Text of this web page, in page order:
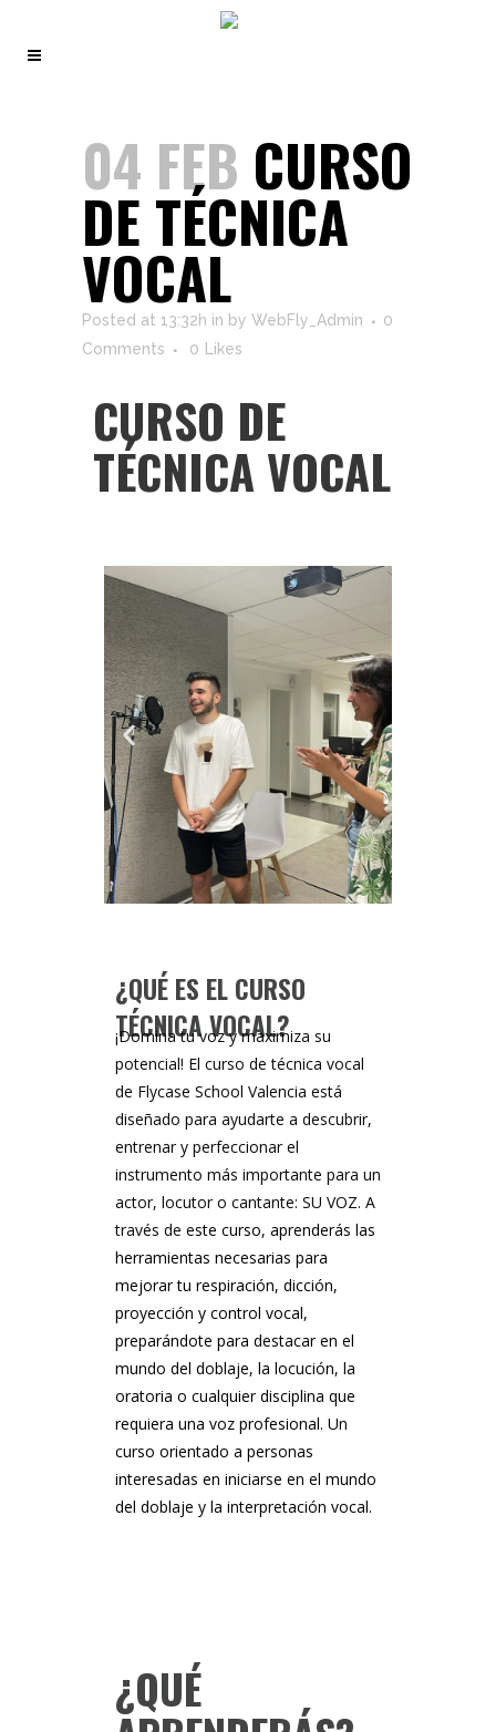
04 FEB CURSO
DE TÉCNICA
VOCAL
Posted at 13:32h in by WebFly_Admin
0
Comments
0 Likes
CURSO DE
TÉCNICA VOCAL
¿QUÉ ES EL CURSO
TÉCNICA VOCAL?
¡Domina tu voz y maximiza su
potencial! El curso de técnica vocal
de Flycase School Valencia está
diseñado para ayudarte a descubrir,
entrenar y perfeccionar el
instrumento más importante para un
actor, locutor o cantante: SU VOZ. A
través de este curso, aprenderás las
herramientas necesarias para
mejorar tu respiración, dicción,
proyección y control vocal,
preparándote para destacar en el
mundo del doblaje, la locución, la
oratoria o cualquier disciplina que
requiera una voz profesional. Un
curso orientado a personas
interesadas en iniciarse en el mundo
del doblaje y la interpretación vocal.
¿QUÉ